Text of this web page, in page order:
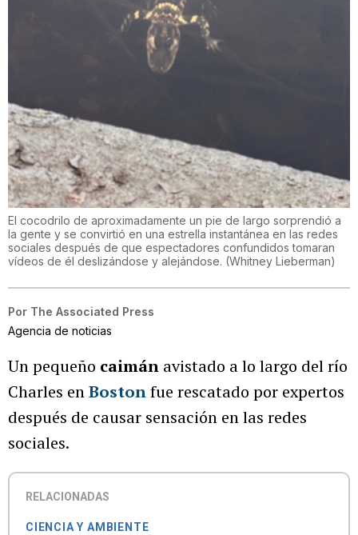
El cocodrilo de aproximadamente un pie de largo sorprendió a
la gente y se convirtió en una estrella instantánea en las redes
sociales después de que espectadores confundidos tomaran
vídeos de él deslizándose y alejándose. (Whitney Lieberman)
Por The Associated Press
Agencia de noticias
Un pequeño caimán avistado a lo largo del río
Charles enBostonfue rescatado por expertos
después de causar sensación en las redes
sociales.
RELACIONADAS
CIENCIA Y AMBIENTE